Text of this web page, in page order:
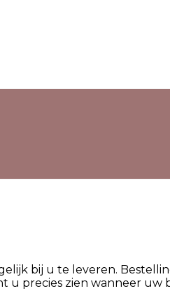
bij u te leveren.
u precies zien wanneer